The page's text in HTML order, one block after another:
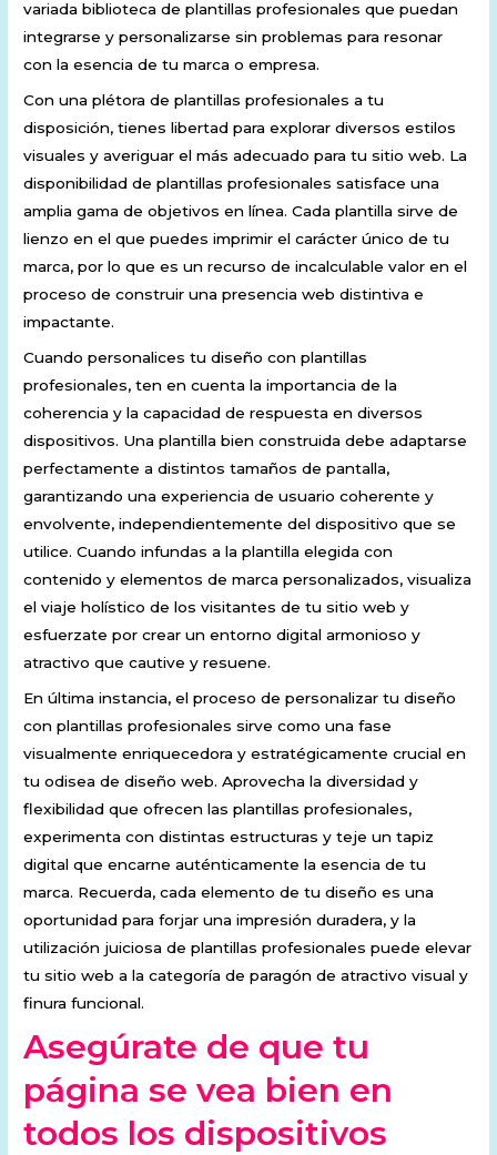
variada biblioteca de plantillas profesionales que puedan
integrarse y personalizarse sin problemas para resonar
con la esencia de tu marca o empresa.
Con una plétora de plantillas profesionales a tu
disposición, tienes libertad para explorar diversos estilos
visuales y averiguar el más adecuado para tu sitio web. La
disponibilidad de plantillas profesionales satisface una
amplia gama de objetivos en línea. Cada plantilla sirve de
lienzo en el que puedes imprimir el carácter único de tu
marca, por lo que es un recurso de incalculable valor en el
proceso de construir una presencia web distintiva e
impactante.
Cuando personalices tu diseño con plantillas
profesionales, ten en cuenta la importancia de la
coherencia y la capacidad de respuesta en diversos
dispositivos. Una plantilla bien construida debe adaptarse
perfectamente a distintos tamaños de pantalla,
garantizando una experiencia de usuario coherente y
envolvente, independientemente del dispositivo que se
utilice. Cuando infundas a la plantilla elegida con
contenido y elementos de marca personalizados, visualiza
el viaje holístico de los visitantes de tu sitio web y
esfuerzate por crear un entorno digital armonioso y
atractivo que cautive y resuene.
En última instancia, el proceso de personalizar tu diseño
con plantillas profesionales sirve como una fase
visualmente enriquecedora y estratégicamente crucial en
tu odisea de diseño web. Aprovecha la diversidad y
flexibilidad que ofrecen las plantillas profesionales,
experimenta con distintas estructuras y teje un tapiz
digital que encarne auténticamente la esencia de tu
marca. Recuerda, cada elemento de tu diseño es una
oportunidad para forjar una impresión duradera, y la
utilización juiciosa de plantillas profesionales puede elevar
tu sitio web a la categoría de paragón de atractivo visual y
finura funcional.
Asegúrate de que tu
página se vea bien en
todos los dispositivos